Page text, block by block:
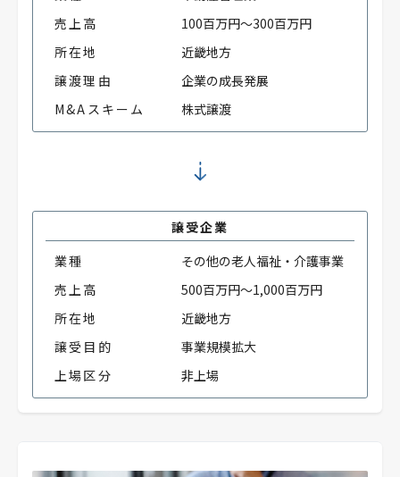
売上高
100百万円～300百万円
所在地
近畿地方
譲渡理由
企業の成長発展
M&Aスキーム
株式譲渡
譲受企業
業種
その他の老人福祉・介護事業
売上高
500百万円～1,000百万円
所在地
近畿地方
譲受目的
事業規模拡大
上場区分
非上場